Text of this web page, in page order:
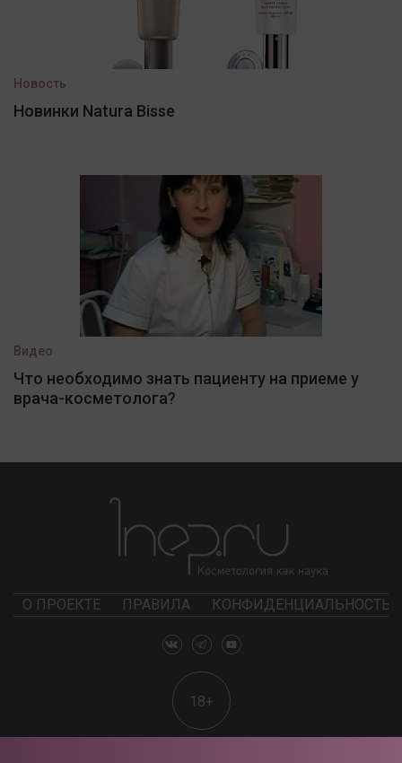
Новость
Новинки Natura Bisse
Видео
Что необходимо знать пациенту на приеме у
врача-косметолога?
О ПРОЕКТЕ ПРАВИЛА КОНФИДЕНЦИАЛЬНОСТЬ
18+